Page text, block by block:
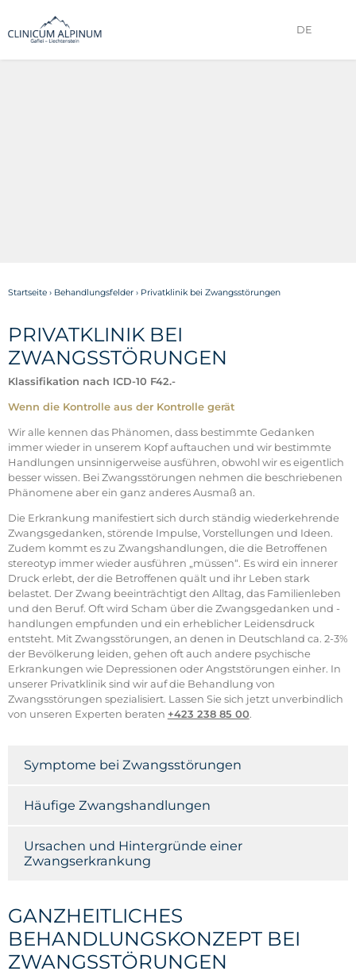
DE
Startseite› Behandlungsfelder› Privatklinik bei Zwangsstörungen
PRIVATKLINIK BEI
ZWANGSSTÖRUNGEN
Klassifikation nach ICD-10 F42.-
Wenn die Kontrolle aus der Kontrolle gerät
Wir alle kennen das Phänomen, dass bestimmte Gedanken
immer wieder in unserem Kopf auftauchen und wir bestimmte
Handlungen unsinnigerweise ausführen, obwohl wir es eigentlich
besser wissen. Bei Zwangsstörungen nehmen die beschriebenen
Phänomene aber ein ganz anderes Ausmaß an.
Die Erkrankung manifestiert sich durch ständig wiederkehrende
Zwangsgedanken, störende Impulse, Vorstellungen und Ideen.
Zudem kommt es zu Zwangshandlungen, die die Betroffenen
stereotyp immer wieder ausführen „müssen“. Es wird ein innerer
Druck erlebt, der die Betroffenen quält und ihr Leben stark
belastet. Der Zwang beeinträchtigt den Alltag, das Familienleben
und den Beruf. Oft wird Scham über die Zwangsgedanken und -
handlungen empfunden und ein erheblicher Leidensdruck
entsteht. Mit Zwangsstörungen, an denen in Deutschland ca. 2-3%
der Bevölkerung leiden, gehen oft auch andere psychische
Erkrankungen wie Depressionen oder Angststörungen einher. In
unserer Privatklinik sind wir auf die Behandlung von
Zwangsstörungen spezialisiert. Lassen Sie sich jetzt unverbindlich
von unseren Experten beraten +423 238 85 00.
Symptome bei Zwangsstörungen
Häufige Zwangshandlungen
Ursachen und Hintergründe einer
Zwangserkrankung
GANZHEITLICHES
BEHANDLUNGSKONZEPT BEI
ZWANGSSTÖRUNGEN